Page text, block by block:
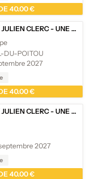
40.00 €
JULIEN CLERC - UNE VIE - TOURNÉE
DU-POITOU
2027
40.00 €
JULIEN CLERC - UNE VIE - TOURNÉE
2027
40.00 €